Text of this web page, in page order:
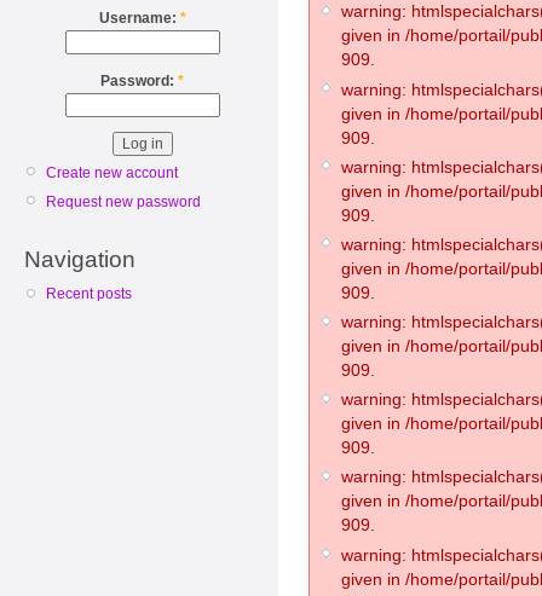
Username: *
Password: *
Create new account
Request new password
Navigation
Recent posts
warning:
given in /home/portail/
909.
warning:
given in /home/portail/
909.
warning:
given in /home/portail/
909.
warning:
given in /home/portail/
909.
warning:
given in /home/portail/
909.
warning:
given in /home/portail/
909.
warning:
given in /home/portail/
909.
warning:
given in /home/portail/